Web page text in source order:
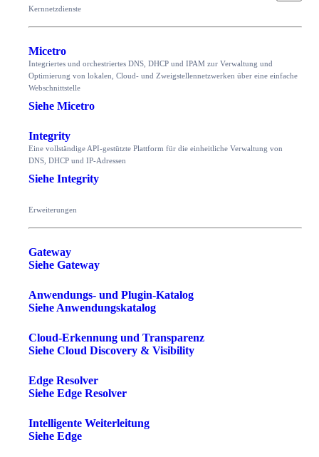
Kernnetzdienste
Micetro
Integriertes und orchestriertes DNS, DHCP und IPAM zur Verwaltung und
Optimierung von lokalen, Cloud- und Zweigstellennetzwerken über eine einfache
Webschnittstelle
Siehe Micetro
Integrity
Eine vollständige API-gestützte Plattform für die einheitliche Verwaltung von
DNS, DHCP und IP-Adressen
Siehe Integrity
Erweiterungen
Gateway
Siehe Gateway
Anwendungs- und Plugin-Katalog
Siehe Anwendungskatalog
Cloud-Erkennung und Transparenz
Siehe Cloud Discovery & Visibility
Edge Resolver
Siehe Edge Resolver
Intelligente Weiterleitung
Siehe Edge